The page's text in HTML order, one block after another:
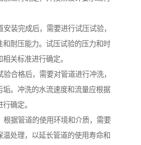
装完成后，需要进行试压试验，
和耐压能力。试压试验的压力和时
关标准进行确定。
合格后，需要对管道进行冲洗，
垢。冲洗的水流速度和流量应根据
确定。
根据管道的使用环境和介质，需要
温处理，以延长管道的使用寿命和